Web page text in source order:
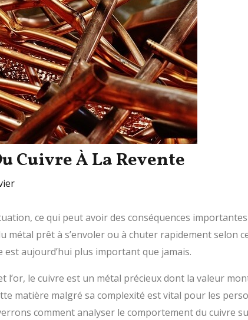
Cuivre À La Revente
ce qui peut avoir des conséquences
métal prêt à s’envoler ou à chuter rapidement selon
aujourd’hui plus important que jamais.
l’or, le cuivre est un métal précieux dont la valeur
matière malgré sa complexité est vital pour les
comment analyser le comportement du cuivre